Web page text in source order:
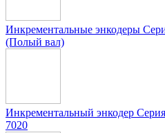
Инкрементальные энкодеры
(Полый вал)
Инкрементальный энкодер
7020